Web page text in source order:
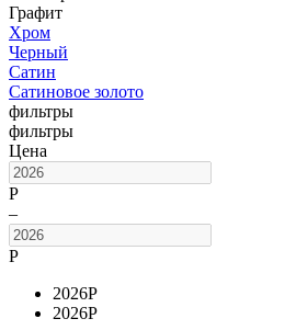
Графит
Хром
Черный
Сатин
Сатиновое золото
фильтры
фильтры
Цена
Р
–
Р
2026Р
2026Р